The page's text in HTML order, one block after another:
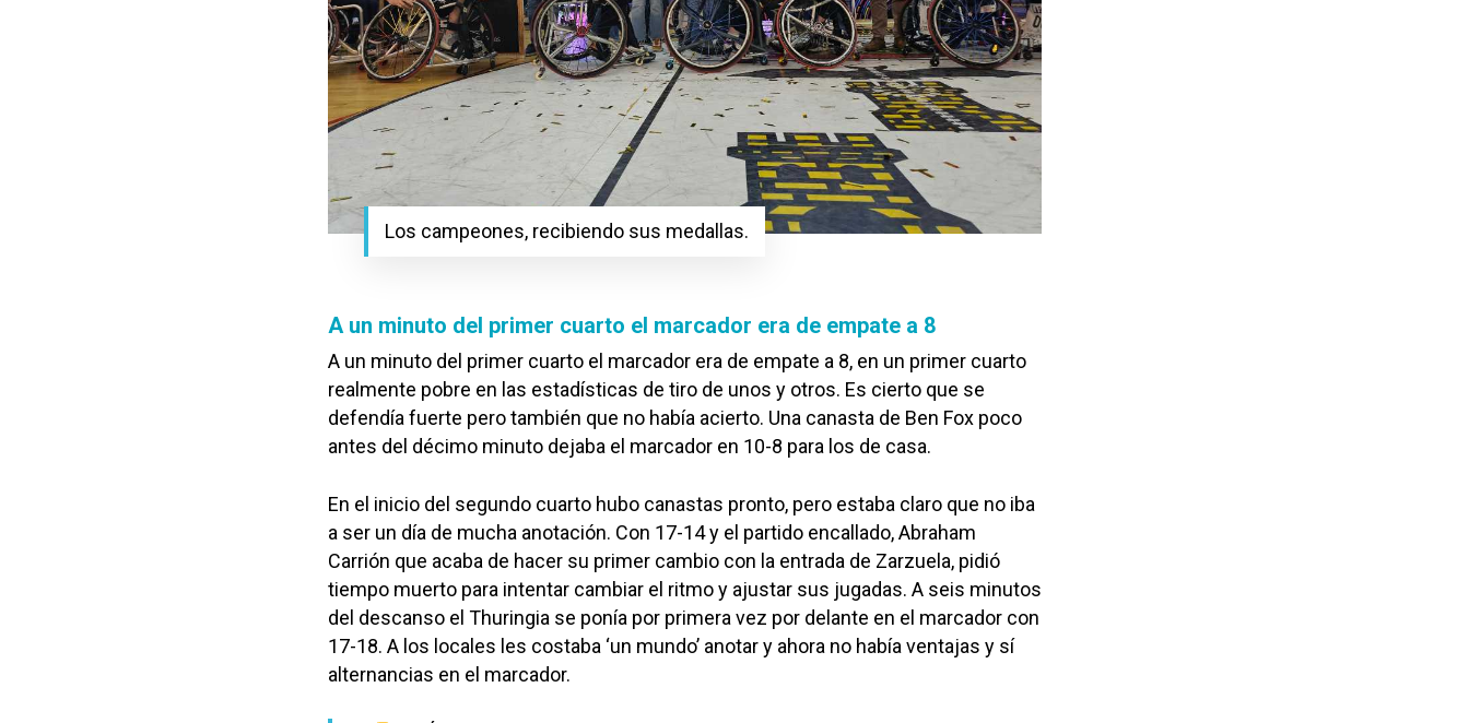
Los campeones, recibiendo sus medallas.
A un minuto del primer cuarto el marcador era de empate a 8
A un minuto del primer cuarto el marcador era de empate a 8, en un primer cuarto
realmente pobre en las estadísticas de tiro de unos y otros. Es cierto que se
defendía fuerte pero también que no había acierto. Una canasta de Ben Fox poco
antes del décimo minuto dejaba el marcador en 10-8 para los de casa.
En el inicio del segundo cuarto hubo canastas pronto, pero estaba claro que no iba
a ser un día de mucha anotación. Con 17-14 y el partido encallado, Abraham
Carrión que acaba de hacer su primer cambio con la entrada de Zarzuela, pidió
tiempo muerto para intentar cambiar el ritmo y ajustar sus jugadas. A seis minutos
del descanso el Thuringia se ponía por primera vez por delante en el marcador con
17-18. A los locales les costaba ‘un mundo’ anotar y ahora no había ventajas y sí
alternancias en el marcador.